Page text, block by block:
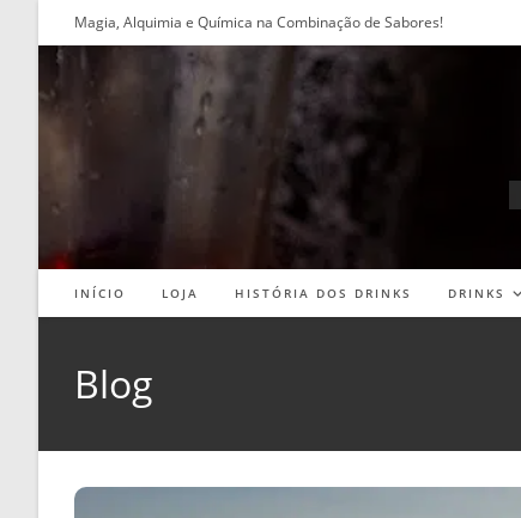
conteúdo
Magia, Alquimia e Química na Combinação de Sabores!
INÍCIO LOJA HISTÓRIA DOS DRINKS DRINKS
Blog